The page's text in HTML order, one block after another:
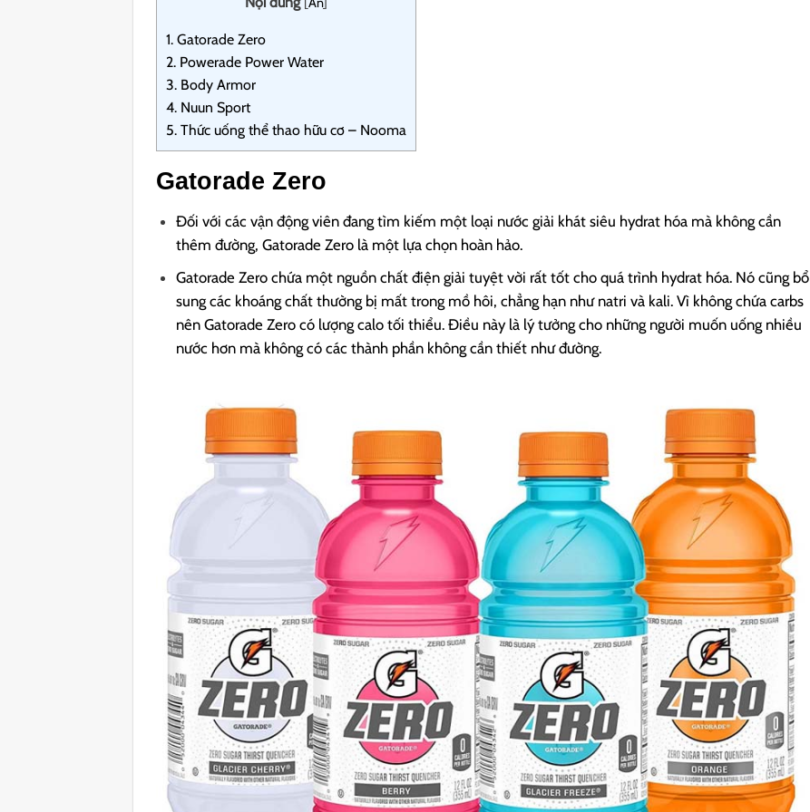
1. Gatorade Zero
2. Powerade Power Water
3. Body Armor
4. Nuun Sport
5. Thức uống thể thao hữu cơ – Nooma
Gatorade Zero
Đối với các vận động viên đang tìm kiếm một loại nước giải khát siêu hydrat hóa mà không cần
thêm đường, Gatorade Zero là một lựa chọn hoàn hảo.
Gatorade Zero chứa một nguồn chất điện giải tuyệt vời rất tốt cho quá trình hydrat hóa. Nó cũng bổ
sung các khoáng chất thường bị mất trong mồ hôi, chẳng hạn như natri và kali. Vì không chứa carbs
nên Gatorade Zero có lượng calo tối thiểu. Điều này là lý tưởng cho những người muốn uống nhiều
nước hơn mà không có các thành phần không cần thiết như đường.